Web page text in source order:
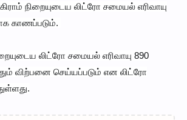
நிறையுடைய லிட்ரோ சமையல் எரிவாயு
காணப்படும்.
லிட்ரோ சமையல் எரிவாயு 890
விற்பனை செய்யப்படும் என லிட்ரோ